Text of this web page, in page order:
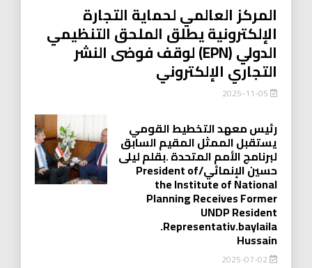
المركز العالمي لحماية التجارة
الإلكترونية يطلق الملحق التنظيمي
الدولي (EPN) لوقف فوضى النشر
التجاري الإلكتروني
رئيس معهد التخطيط القومي
يستقبل الممثل المقيم السابق
لبرنامج الأمم المتحدة .بقلم ليلى
حسين الإنمائي/President of
the Institute of National
Planning Receives Former
UNDP Resident
.Representativ.baylaila
Hussain
2025-07-02